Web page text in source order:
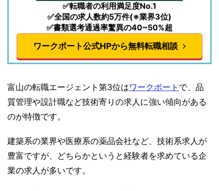
✅転職者の利用満足度No.1
✅全国の求人数約5万件(※業界3位)
✅書類選考通過率驚異の40~50%超
ワークポート公式HPから無料転職相談
富山の転職エージェント第3位はワークポート で、品
質管理や設計職など技術寄りの求人に強い傾向がある
のが特徴です。
建築系の業界や医療系の薬品会社など、技術系求人が
豊富ですが、どちらかというと経験者を求めている企
業の求人が多いです。